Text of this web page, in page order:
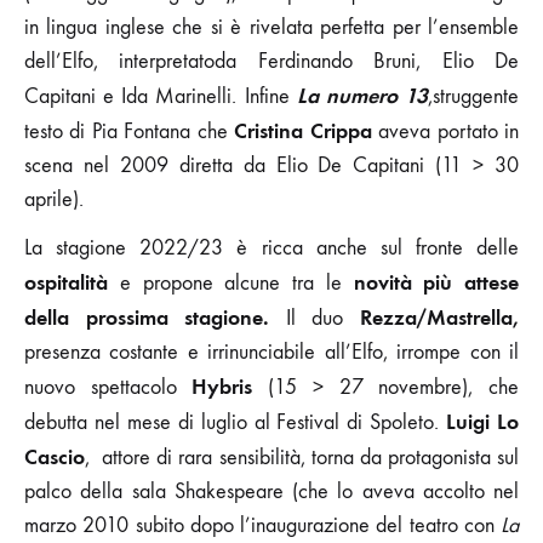
in lingua inglese che si è rivelata perfetta per l’ensemble
dell’Elfo, interpretatoda Ferdinando Bruni, Elio De
Capitani e Ida Marinelli. Infine La numero 13,struggente
testo di Pia Fontana cheCristina Crippaaveva portato in
scena nel 2009 diretta da Elio De Capitani (11 > 30
aprile).
La stagione 2022/23 è ricca anche sul fronte delle
ospitalità e propone alcune tra le novità più attese
della prossima stagione. Il duo Rezza/Mastrella,
presenza costante e irrinunciabile all’Elfo, irrompe con il
nuovo spettacolo Hybris (15 > 27 novembre), che
debutta nel mese di luglio al Festival di Spoleto. Luigi Lo
Cascio, attore di rara sensibilità, torna da protagonista sul
palco della sala Shakespeare (che lo aveva accolto nel
marzo 2010 subito dopo l’inaugurazione del teatro con La